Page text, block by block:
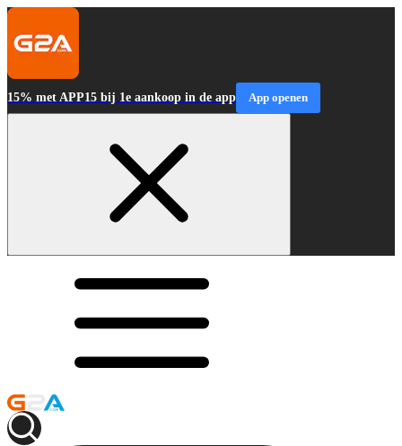
15% met APP15 bij 1e aankoop in de app App openen